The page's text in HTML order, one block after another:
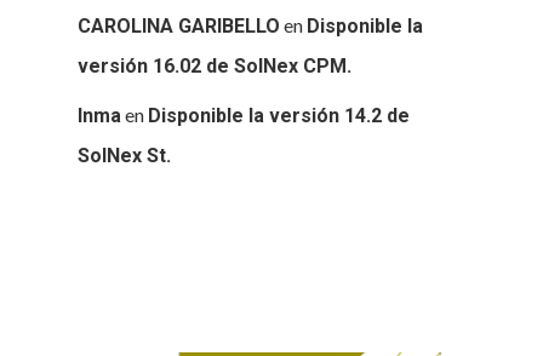
CAROLINA GARIBELLO en Disponible la
versión 16.02 de SolNex CPM.
Inmaen Disponible la versión 14.2 de
SolNex St.